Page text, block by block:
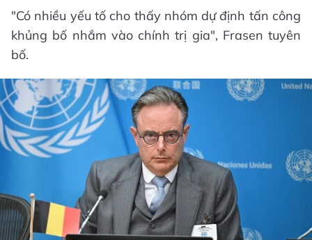
"Có nhiều yếu tố cho thấy nhóm dự định tấn công
khủng bố nhắm vào chính trị gia", Frasen tuyên
bố.